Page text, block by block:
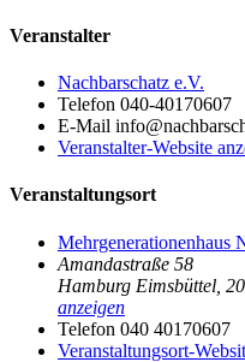
Veranstalter
Nachbarschatz e.V.
Telefon 040-40170607
E-Mail
Veranstalter-Website
Veranstaltungsort
Mehrgenerationenhaus
Amandastraße 58
Hamburg Eimsbüttel
anzeigen
Telefon 040 40170607
Veranstaltungsort-